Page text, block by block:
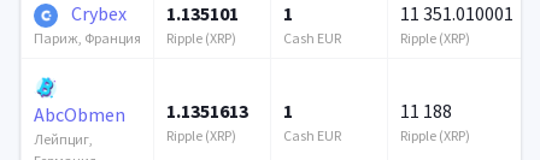
Crybex
Париж, Франция
1.135101
Ripple (XRP)
1
Cash EUR
11 351.010001
Ripple (XRP)
AbcObmen
Лейпциг,
1.1351613
Ripple (XRP)
1
Cash EUR
11 188
Ripple (XRP)